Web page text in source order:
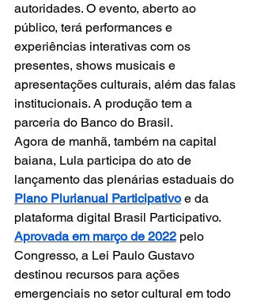
autoridades. O evento, aberto ao
público, terá performances e
experiências interativas com os
presentes, shows musicais e
apresentações culturais, além das falas
institucionais. A produção tem a
parceria do Banco do Brasil.
Agora de manhã, também na capital
baiana, Lula participa do ato de
lançamento das plenárias estaduais do
Plano Plurianual Participativo e da
plataforma digital Brasil Participativo.
Aprovada em março de 2022 pelo
Congresso, a Lei Paulo Gustavo
destinou recursos para ações
emergenciais no setor cultural em todo